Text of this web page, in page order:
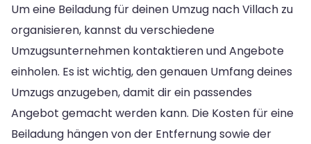
Um eine Beiladung für deinen Umzug nach Villach zu
organisieren, kannst du verschiedene
Umzugsunternehmen kontaktieren und Angebote
einholen. Es ist wichtig, den genauen Umfang deines
Umzugs anzugeben, damit dir ein passendes
Angebot gemacht werden kann. Die Kosten für eine
Beiladung hängen von der Entfernung sowie der